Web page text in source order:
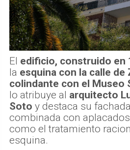
El edificio, construido en
la esquina con la calle de
colindante con el Museo
lo atribuye al arquitecto
Soto y destaca su
combinada con
como el tratamiento
esquina.